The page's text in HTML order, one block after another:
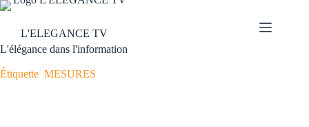
L'ELEGANCE TV
L'élégance dans l'information
Étiquette MESURES